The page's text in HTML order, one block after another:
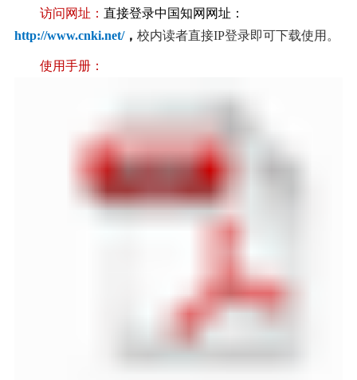
访问网址： 直接登录中国知网网址 ：
http://www.cnki.net/， 校内读者直接IP登录即可下载使用。
使用手册：